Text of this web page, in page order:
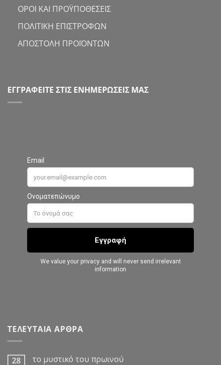
ΟΡΟΙ ΚΑΙ ΠΡΟΫΠΟΘΕΣΕΙΣ
ΠΟΛΙΤΙΚΗ ΕΠΙΣΤΡΟΦΩΝ
ΑΠΟΣΤΟΛΗ ΠΡΟΪΟΝΤΩΝ
ΕΓΓΡΑΦΕΙΤΕ ΣΤΙΣ ΕΝΗΜΕΡΩΣΕΙΣ ΜΑΣ
ΤΕΛΕΥΤΑΙΑ ΑΡΘΡΑ
28 το μυστικό του πρωινού